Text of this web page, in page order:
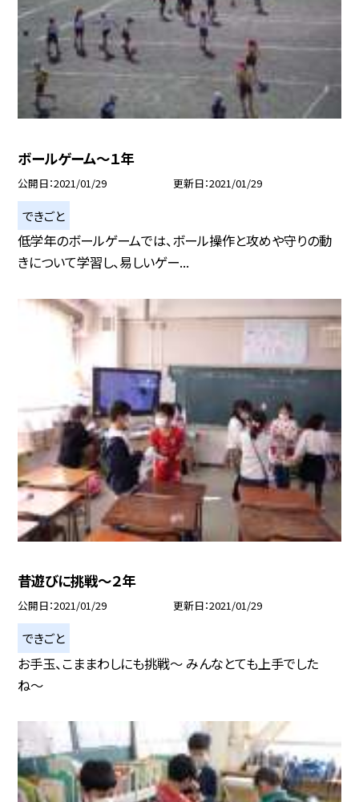
ボールゲーム〜１年
公開日 2021/01/29 更新日 2021/01/29
できごと
低学年のボールゲームでは、ボール操作と攻めや守りの動
きについて学習し、易しいゲー...
昔遊びに挑戦〜２年
公開日 2021/01/29 更新日 2021/01/29
できごと
お手玉、こままわしにも挑戦〜 みんなとても上手でした
ね〜